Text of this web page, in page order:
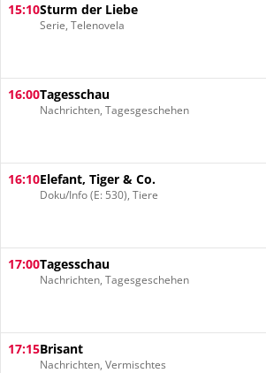
15:10Sturm der Liebe
Serie, Telenovela
16:00Tagesschau
Nachrichten, Tagesgeschehen
16:10Elefant, Tiger & Co.
Doku/Info (E: 530), Tiere
17:00Tagesschau
Nachrichten, Tagesgeschehen
17:15Brisant
Nachrichten, Vermischtes